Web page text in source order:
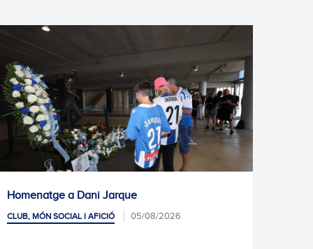
Homenatge a Dani Jarque
CLUB, MÓN SOCIAL I AFICIÓ 05/08/2026